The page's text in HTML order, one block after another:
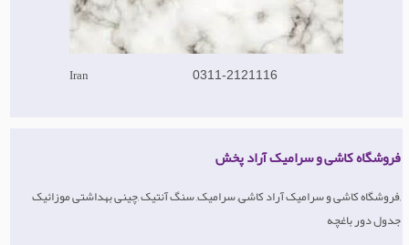
Iran 0311-2121116
فروشگاه کاشی و سرامیک آراد پخش
,فروشگاه کاشی و سرامیک آراد کاشی, سرامیک, سنگ آنتیک ,چینی بهداشتی موزائیک
جدول دور باغچه